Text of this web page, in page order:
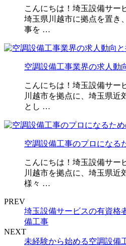
こんにちは！埼玉設備サー
埼玉県川越市に拠点を置き
事を …
空調設備工事業界の求人動
こんにちは！埼玉設備サー
川越市を拠点に、埼玉県近
とし …
空調設備工事のプロになる
こんにちは！埼玉設備サー
川越市を拠点に、埼玉県近
様々 …
PREV
埼玉設備サービスの有資格
備工事
NEXT
未経験から始める空調設備